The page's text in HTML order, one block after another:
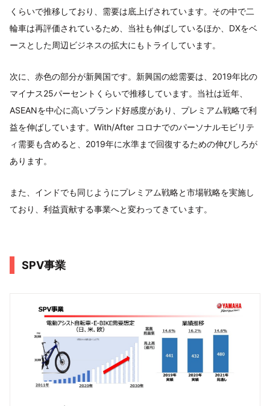
くらいで推移しており、需要は底上げされています。その中で二
輪車は再評価されているため、当社も伸ばしているほか、DXをベ
ースとした周辺ビジネスの拡大にもトライしています。
次に、赤色の部分が新興国です。新興国の総需要は、2019年比の
マイナス25パーセントくらいで推移しています。当社は近年、
ASEANを中心に高いブランド好感度があり、プレミアム戦略で利
益を伸ばしています。With/After コロナでのパーソナルモビリテ
ィ需要も含めると、2019年に水準まで回復するための伸びしろが
あります。
また、インドでも同じようにプレミアム戦略と市場戦略を実施し
ており、利益貢献する事業へと変わってきています。
SPV事業